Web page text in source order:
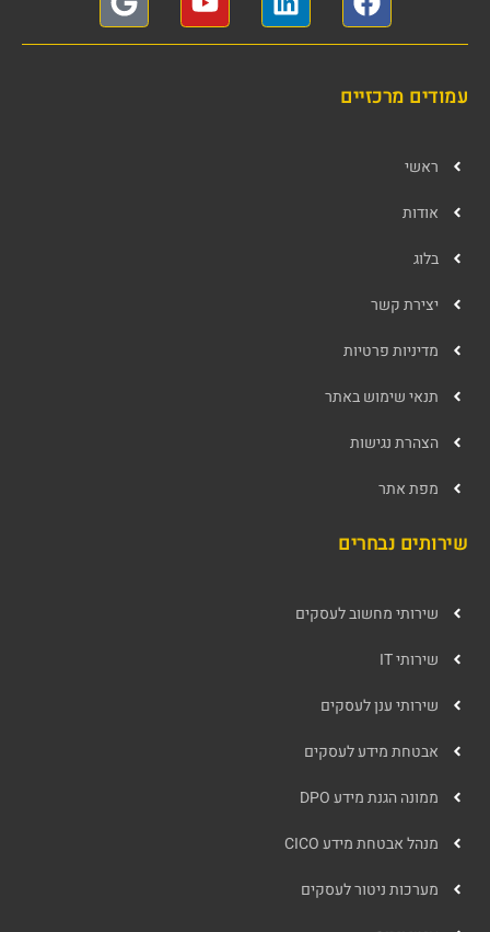
עמודים מרכזיים
ראשי
אודות
בלוג
יצירת קשר
מדיניות פרטיות
תנאי שימוש באתר
הצהרת נגישות
מפת אתר
שירותים נבחרים
שירותי מחשוב לעסקים
שירותי IT
שירותי ענן לעסקים
אבטחת מידע לעסקים
ממונה הגנת מידע DPO
מנהל אבטחת מידע CICO
מערכות ניטור לעסקים